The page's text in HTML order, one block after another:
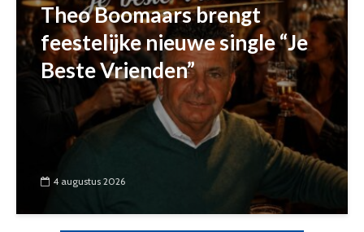
Theo Boomaars brengt
feestelijke nieuwe single “Je
Beste Vrienden”
4 augustus 2026